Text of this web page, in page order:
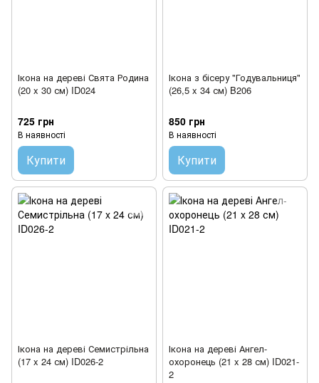
Ікона на дереві Свята Родина
(20 x 30 см) ID024
725 грн
В наявності
Купити
Ікона з бісеру "Годувальниця"
(26,5 x 34 см) B206
850 грн
В наявності
Купити
Ікона на дереві Семистрільна
(17 x 24 см) ID026-2
Ікона на дереві Ангел-
охоронець (21 x 28 см) ID021-
2